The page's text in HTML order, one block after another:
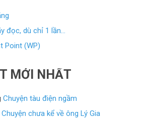
đọc, dù chỉ 1 lần…
Point (WP)
MỚI NHẤT
Chuyện tàu điện ngầm
Chuyện chưa kể về ông Lý Gia